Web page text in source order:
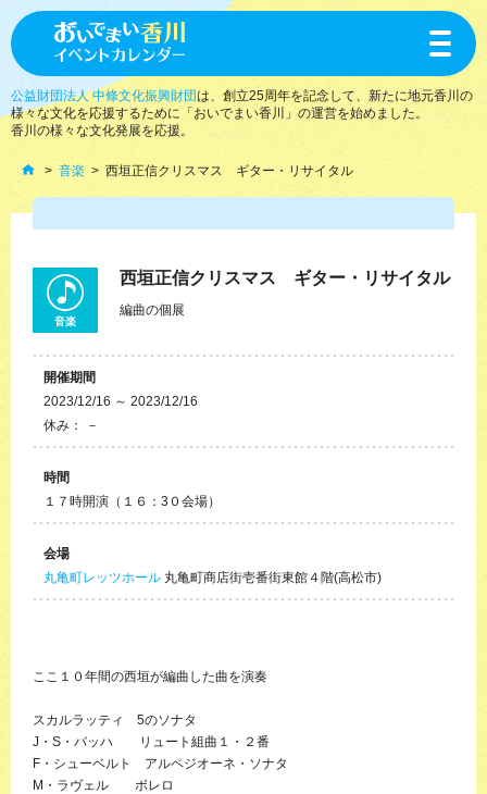
toggle
公益財団法人 中條文化振興財団は、創立25周年を記念して、新たに地元香川の
様々な文化を応援するために「おいでまい香川」の運営を始めました。
香川の様々な文化発展を応援。
音楽 西垣正信クリスマス ギター・リサイタル
音楽
西垣正信クリスマス ギター・リサイタル
編曲の個展
開催期間
2023/12/16 ～ 2023/12/16
休み： －
時間
１７時開演（１６：3０会場）
会場
丸亀町レッツホール 丸亀町商店街壱番街東館４階(高松市)
ここ１０年間の西垣が編曲した曲を演奏
スカルラッティ 5のソナタ
J・S・バッハ リュート組曲１・２番
F・シューベルト アルペジオーネ・ソナタ
M・ラヴェル ボレロ